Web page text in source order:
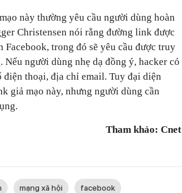
này thường yêu cầu người dùng hoàn
Christensen nói rằng đường link được
trong đó sẽ yêu cầu được truy
người dùng nhẹ dạ đồng ý, hacker có
điện thoại, địa chỉ email. Tuy đại diện
giả mạo này, nhưng người dùng cần
Tham khảo: Cnet
mạng xã hội facebook